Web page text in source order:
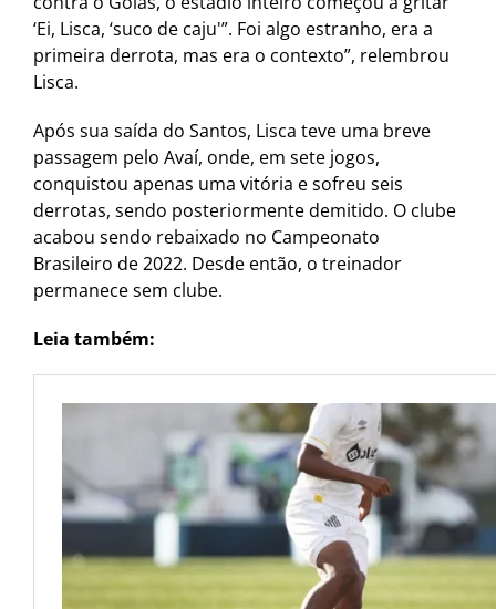
‘Ei, Lisca, ‘suco de caju'”. Foi algo estranho, era a
primeira derrota, mas era o contexto”, relembrou
Lisca.
Após sua saída do Santos, Lisca teve uma breve
passagem pelo Avaí, onde, em sete jogos,
conquistou apenas uma vitória e sofreu seis
derrotas, sendo posteriormente demitido. O clube
acabou sendo rebaixado no Campeonato
Brasileiro de 2022. Desde então, o treinador
permanece sem clube.
Leia também: